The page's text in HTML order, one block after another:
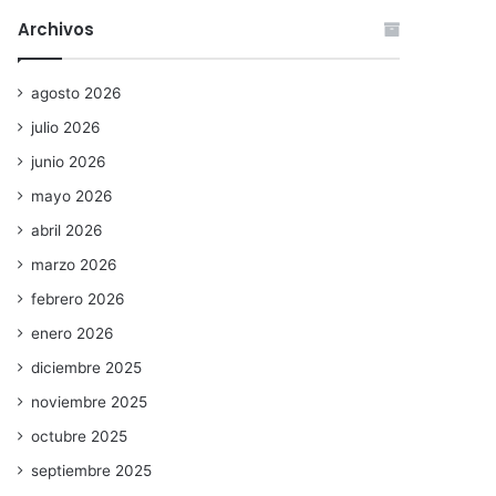
Archivos
agosto 2026
julio 2026
junio 2026
mayo 2026
abril 2026
marzo 2026
febrero 2026
enero 2026
diciembre 2025
noviembre 2025
octubre 2025
septiembre 2025